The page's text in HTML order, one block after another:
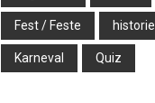
Fest / Feste historie
Karneval Quiz